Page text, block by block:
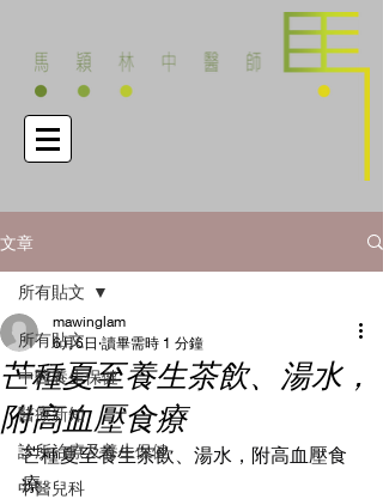
文章
所有貼文
中醫養生保健
醫療新知
診所治療及養生保健
中醫兒科
所有貼文
芒種夏至養生茶飲、湯水，
附高血壓食療
mawinglam
6月6日 讀畢需時 1 分鐘
芒種夏至養生茶飲、湯水，附高血壓食
療